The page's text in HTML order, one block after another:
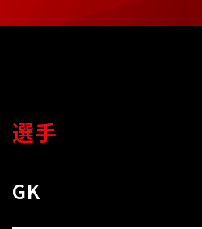
選手
GK